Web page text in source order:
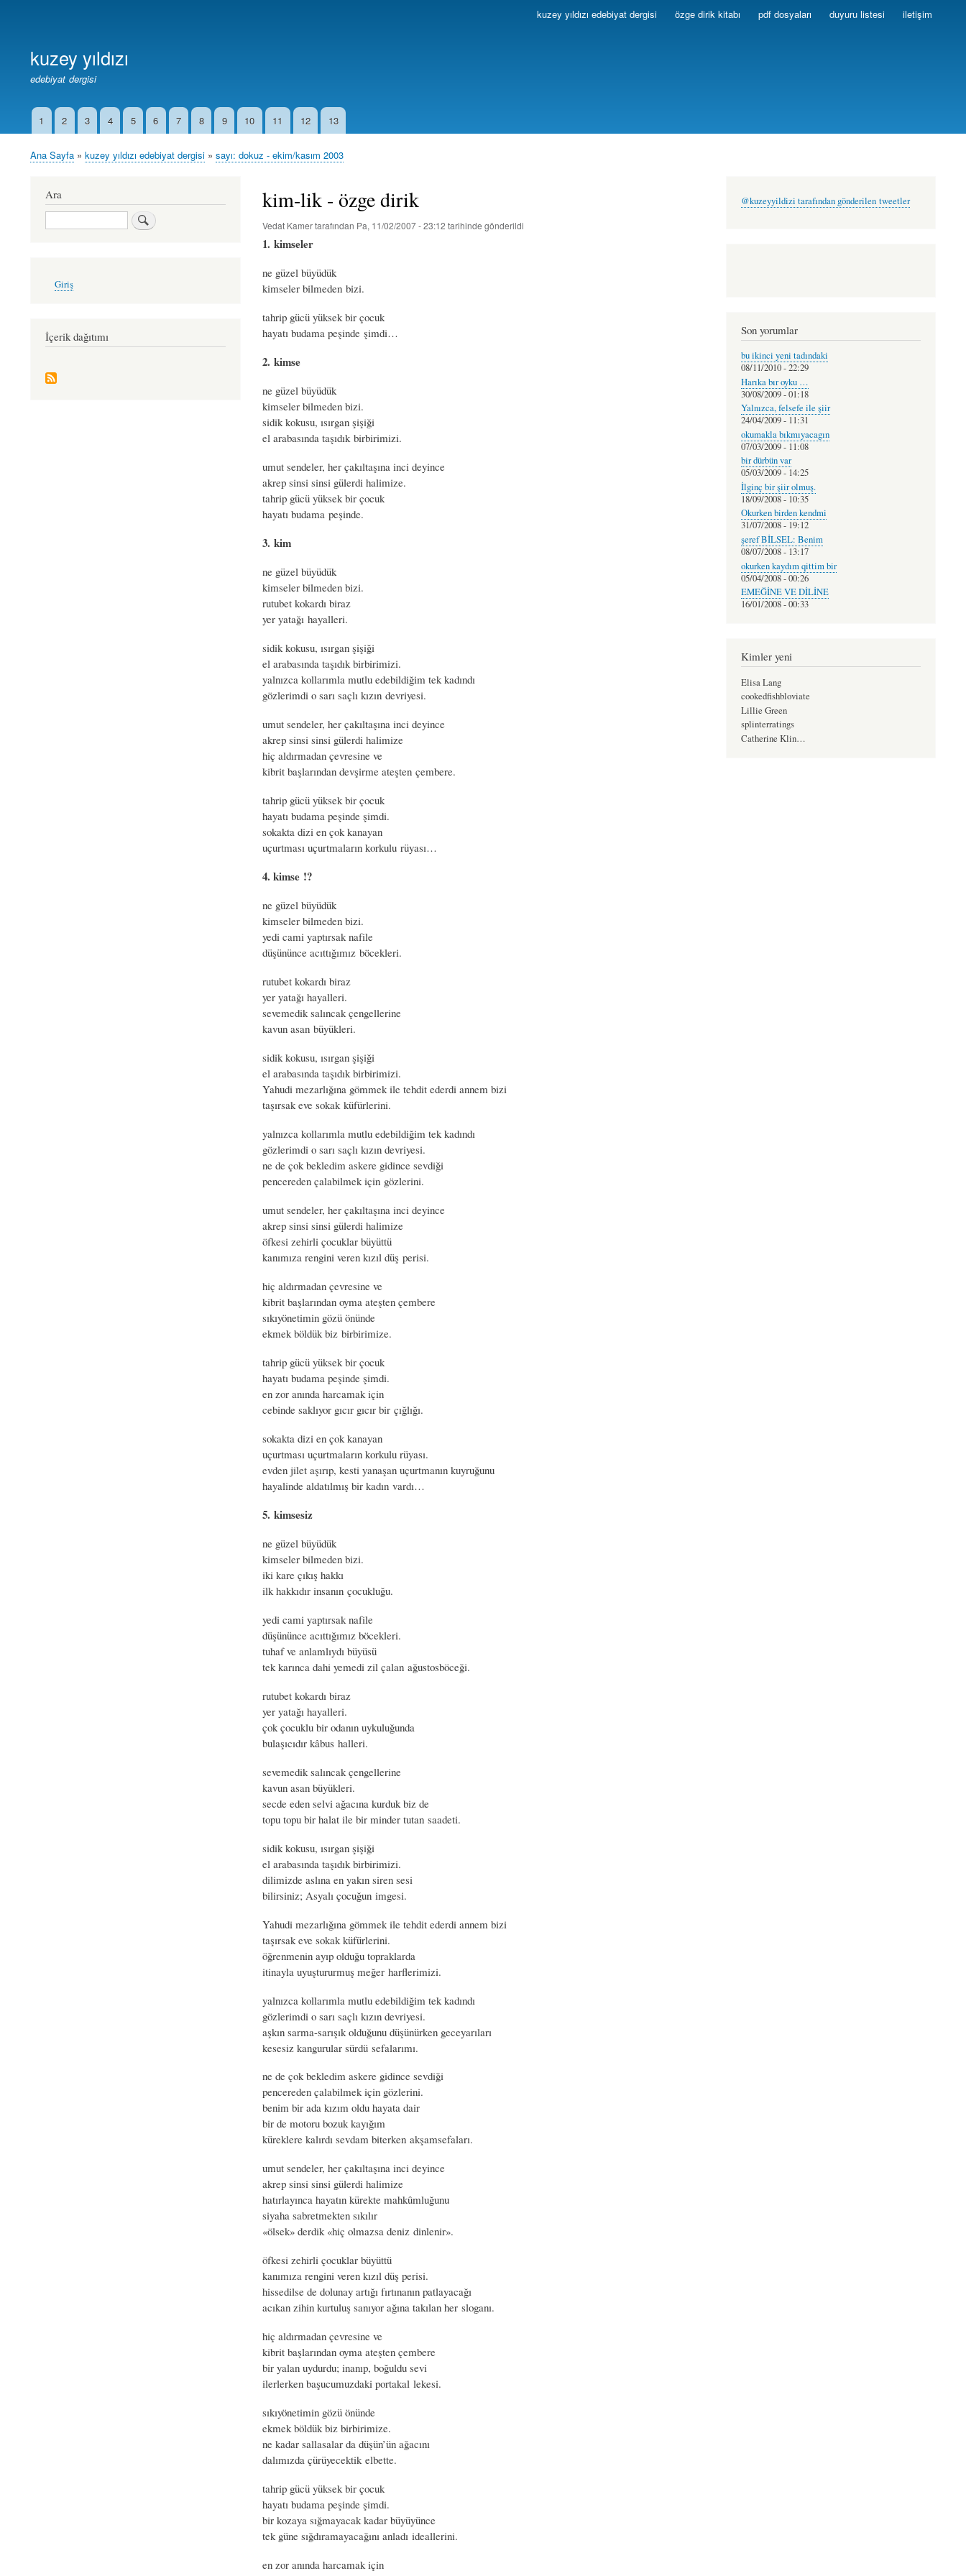
kuzey yıldızı edebiyat dergisi özge dirik kitabı pdf dosyaları duyuru listesi iletişim
kuzey yıldızı
edebiyat dergisi
İkincil1 2 3 4 5 6 7 8 9 10 11 12 13
Sayfa
Ana Sayfa kuzey yıldızı edebiyat dergisi sayı: dokuz - ekim/kasım 2003
kim-lik - özge dirik
Vedat Kamertarafından Pa, 11/02/2007 - 23:12 tarihinde gönderildi
1. kimseler
ne güzel büyüdük
kimseler bilmeden bizi.
tahrip gücü yüksek bir çocuk
hayatı budama peşinde şimdi…
2. kimse
ne güzel büyüdük
kimseler bilmeden bizi.
sidik kokusu, ısırgan şişiği
el arabasında taşıdık birbirimizi.
umut sendeler, her çakıltaşına inci deyince
akrep sinsi sinsi gülerdi halimize.
tahrip gücü yüksek bir çocuk
hayatı budama peşinde.
3. kim
ne güzel büyüdük
kimseler bilmeden bizi.
rutubet kokardı biraz
yer yatağı hayalleri.
sidik kokusu, ısırgan şişiği
el arabasında taşıdık birbirimizi.
yalnızca kollarımla mutlu edebildiğim tek kadındı
gözlerimdi o sarı saçlı kızın devriyesi.
umut sendeler, her çakıltaşına inci deyince
akrep sinsi sinsi gülerdi halimize
hiç aldırmadan çevresine ve
kibrit başlarından devşirme ateşten çembere.
tahrip gücü yüksek bir çocuk
hayatı budama peşinde şimdi.
sokakta dizi en çok kanayan
uçurtması uçurtmaların korkulu rüyası…
4. kimse !?
ne güzel büyüdük
kimseler bilmeden bizi.
yedi cami yaptırsak nafile
düşününce acıttığımız böcekleri.
rutubet kokardı biraz
yer yatağı hayalleri.
sevemedik salıncak çengellerine
kavun asan büyükleri.
sidik kokusu, ısırgan şişiği
el arabasında taşıdık birbirimizi.
Yahudi mezarlığına gömmek ile tehdit ederdi annem bizi
taşırsak eve sokak küfürlerini.
yalnızca kollarımla mutlu edebildiğim tek kadındı
gözlerimdi o sarı saçlı kızın devriyesi.
ne de çok bekledim askere gidince sevdiği
pencereden çalabilmek için gözlerini.
umut sendeler, her çakıltaşına inci deyince
akrep sinsi sinsi gülerdi halimize
öfkesi zehirli çocuklar büyüttü
kanımıza rengini veren kızıl düş perisi.
hiç aldırmadan çevresine ve
kibrit başlarından oyma ateşten çembere
sıkıyönetimin gözü önünde
ekmek böldük biz birbirimize.
tahrip gücü yüksek bir çocuk
hayatı budama peşinde şimdi.
en zor anında harcamak için
cebinde saklıyor gıcır gıcır bir çığlığı.
sokakta dizi en çok kanayan
uçurtması uçurtmaların korkulu rüyası.
evden jilet aşırıp, kesti yanaşan uçurtmanın kuyruğunu
hayalinde aldatılmış bir kadın vardı…
5. kimsesiz
ne güzel büyüdük
kimseler bilmeden bizi.
iki kare çıkış hakkı
ilk hakkıdır insanın çocukluğu.
yedi cami yaptırsak nafile
düşününce acıttığımız böcekleri.
tuhaf ve anlamlıydı büyüsü
tek karınca dahi yemedi zil çalan ağustosböceği.
rutubet kokardı biraz
yer yatağı hayalleri.
çok çocuklu bir odanın uykuluğunda
bulaşıcıdır kâbus halleri.
sevemedik salıncak çengellerine
kavun asan büyükleri.
secde eden selvi ağacına kurduk biz de
topu topu bir halat ile bir minder tutan saadeti.
sidik kokusu, ısırgan şişiği
el arabasında taşıdık birbirimizi.
dilimizde aslına en yakın siren sesi
bilirsiniz; Asyalı çocuğun imgesi.
Yahudi mezarlığına gömmek ile tehdit ederdi annem bizi
taşırsak eve sokak küfürlerini.
öğrenmenin ayıp olduğu topraklarda
itinayla uyuştururmuş meğer harflerimizi.
yalnızca kollarımla mutlu edebildiğim tek kadındı
gözlerimdi o sarı saçlı kızın devriyesi.
aşkın sarma-sarışık olduğunu düşünürken geceyarıları
kesesiz kangurular sürdü sefalarımı.
ne de çok bekledim askere gidince sevdiği
pencereden çalabilmek için gözlerini.
benim bir ada kızım oldu hayata dair
bir de motoru bozuk kayığım
küreklere kalırdı sevdam biterken akşamsefaları.
umut sendeler, her çakıltaşına inci deyince
akrep sinsi sinsi gülerdi halimize
hatırlayınca hayatın kürekte mahkûmluğunu
siyaha sabretmekten sıkılır
«ölsek» derdik «hiç olmazsa deniz dinlenir».
öfkesi zehirli çocuklar büyüttü
kanımıza rengini veren kızıl düş perisi.
hissedilse de dolunay artığı fırtınanın patlayacağı
acıkan zihin kurtuluş sanıyor ağına takılan her sloganı.
hiç aldırmadan çevresine ve
kibrit başlarından oyma ateşten çembere
bir yalan uydurdu; inanıp, boğuldu sevi
ilerlerken başucumuzdaki portakal lekesi.
sıkıyönetimin gözü önünde
ekmek böldük biz birbirimize.
ne kadar sallasalar da düşün’ün ağacını
dalımızda çürüyecektik elbette.
tahrip gücü yüksek bir çocuk
hayatı budama peşinde şimdi.
bir kozaya sığmayacak kadar büyüyünce
tek güne sığdıramayacağını anladı ideallerini.
en zor anında harcamak için
Ara
Ara
account
Giriş
İçerik dağıtımı
@kuzeyyildizi tarafından gönderilen tweetler
Son yorumlar
bu ikinci yeni tadındaki
08/11/2010 - 22:29
Harıka bır oyku …
30/08/2009 - 01:18
Yalnızca, felsefe ile şiir
24/04/2009 - 11:31
okumakla bıkmıyacagın
07/03/2009 - 11:08
bir dürbün var
05/03/2009 - 14:25
İlginç bir şiir olmuş.
18/09/2008 - 10:35
Okurken birden kendmi
31/07/2008 - 19:12
şeref BİLSEL: Benim
08/07/2008 - 13:17
okurken kaydım qittim bir
05/04/2008 - 00:26
EMEĞİNE VE DİLİNE
16/01/2008 - 00:33
Kimler yeni
Elisa Lang
cookedfishbloviate
Lillie Green
splinterratings
Catherine Klin…